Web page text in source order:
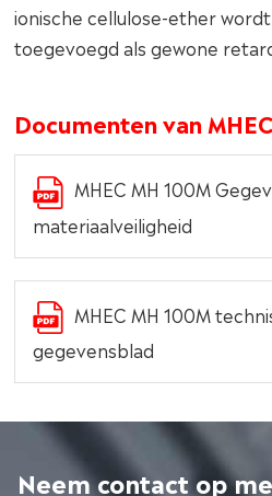
ionische cellulose-ether
toegevoegd als gewone
Documenten van
MHEC MH 100M
materiaalveiligheid
MHEC MH 100M
gegevensblad
Neem contact op